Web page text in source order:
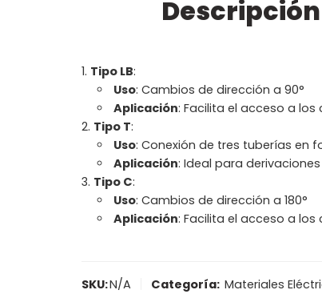
Descripción
Tipo LB:
Uso: Cambios de dirección a 90°
Aplicación: Facilita el acceso a
Tipo T:
Uso: Conexión de tres tuberías en
Aplicación: Ideal para
Tipo C:
Uso: Cambios de dirección a 180°
Aplicación: Facilita el acceso a
SKU:N/A Categoría: Materiales